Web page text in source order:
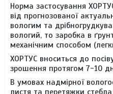
Норма застосування
від прогнозованої
вологим та
вологий, то заробка в
механічним способом
ХОРТУС вноситься до
зрошення протягом 7-10
В умовах надмірної
листя та перетяжки